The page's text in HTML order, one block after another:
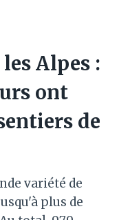
Alpes :
ont
de
variété de
plus de